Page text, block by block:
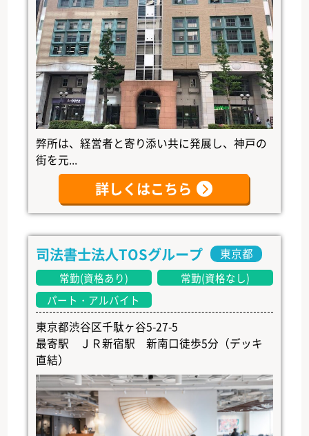
弊所は、経営者と寄り添い共に発展し、神戸の
街を元...
詳しくはこちら
司法書士法人TOSグループ 東京都
常勤(資格あり)
常勤(資格なし)
パート・アルバイト
東京都渋谷区千駄ヶ谷5-27-5
最寄駅 ＪＲ新宿駅 新南口徒歩5分（デッキ
直結）